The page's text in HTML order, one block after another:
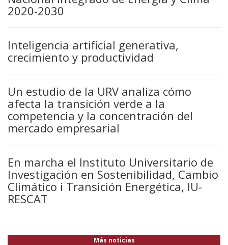
2020-2030
Inteligencia artificial generativa,
crecimiento y productividad
Un estudio de la URV analiza cómo
afecta la transición verde a la
competencia y la concentración del
mercado empresarial
En marcha el Instituto Universitario de
Investigación en Sostenibilidad, Cambio
Climático i Transición Energética, IU-
RESCAT
Más noticias